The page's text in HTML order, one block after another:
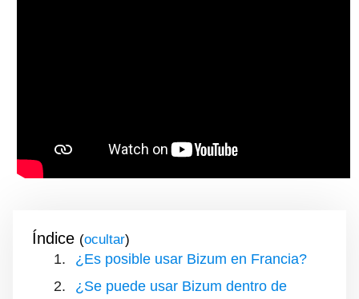
Índice ( )
¿Es posible usar Bizum en Francia?
¿Se puede usar Bizum dentro de